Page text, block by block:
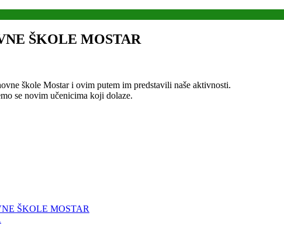
ŠKOLE MOSTAR
škole Mostar i ovim putem im predstavili naše aktivnosti.
se novim učenicima koji dolaze.
ŠKOLE MOSTAR